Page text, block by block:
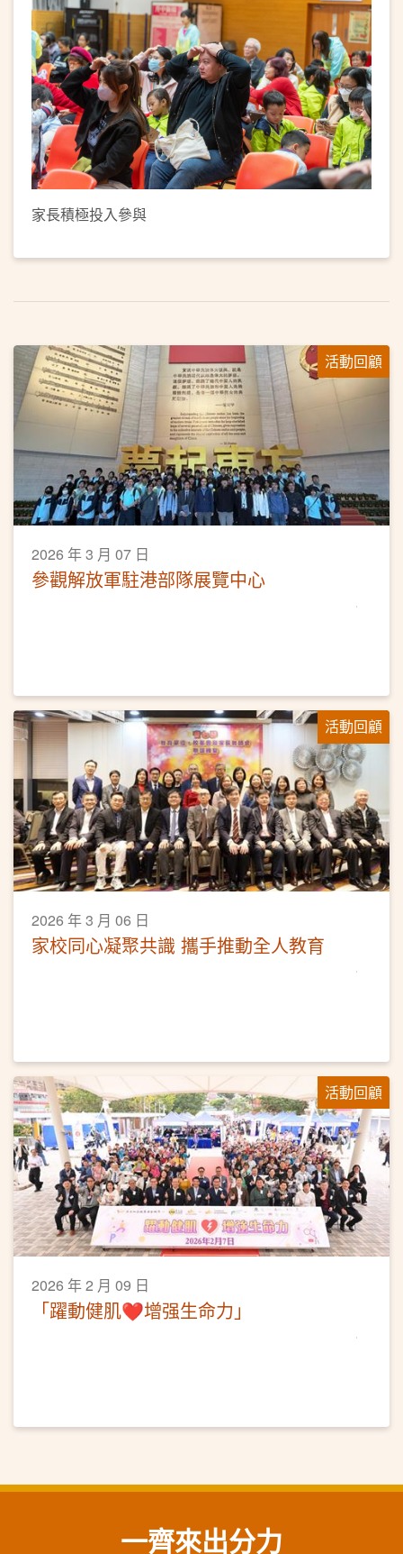
家長積極投入參與
活動回顧
2026 年 3 月 07 日
參觀解放軍駐港部隊展覽中心
活動回顧
2026 年 3 月 06 日
家校同心凝聚共識 攜手推動全人教育
活動回顧
2026 年 2 月 09 日
「躍動健肌❤️增强生命力」
一齊來出分力